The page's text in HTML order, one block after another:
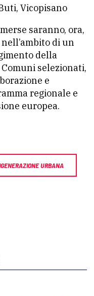
Vicopisano
saranno, ora,
nell’ambito di un
della
selezionati,
e
regionale e
europea.
URBANA